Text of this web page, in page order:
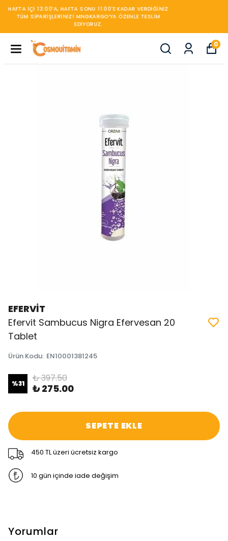
450TL ÜZERİ KARGO BEDAVA
0
EFERVİT
Efervit Sambucus Nigra Efervesan 20
Tablet
Ürün Kodu: EN10001381245
%31 ₺ 397.50
₺ 275.00
SEPETE EKLE
450 TL üzeri ücretsiz kargo
10 gün içinde iade değişim
Yorumlar